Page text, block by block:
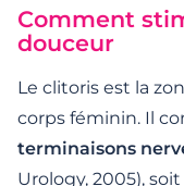
Comment
douceur
Le clitoris est la
corps féminin. Il
terminaisons
Urology, 2005),